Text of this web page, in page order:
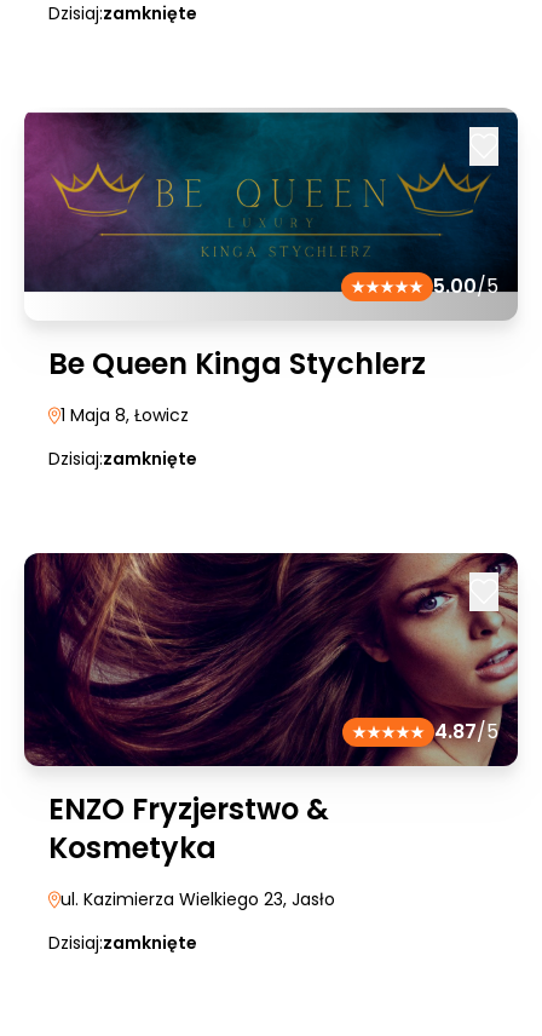
Dzisiaj:zamknięte
5.00/5
Be Queen Kinga Stychlerz
1 Maja 8, Łowicz
Dzisiaj:zamknięte
4.87/5
ENZO Fryzjerstwo &
Kosmetyka
ul. Kazimierza Wielkiego 23, Jasło
Dzisiaj:zamknięte